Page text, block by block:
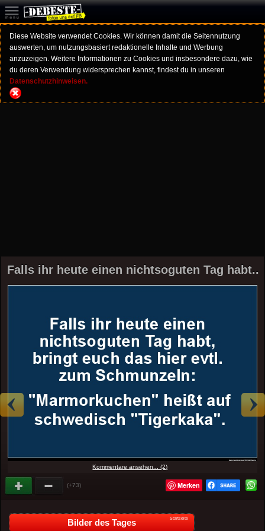
Diese Website verwendet Cookies. Wir können damit die Seitennutzung
auswerten, um nutzungsbasiert redaktionelle Inhalte und Werbung
anzuzeigen. Weitere Informationen zu Cookies und insbesondere dazu, wie
du deren Verwendung widersprechen kannst, findest du in unseren
Datenschutzhinweisen.
Falls ihr heute einen nichtsoguten Tag habt..
Kommentare ansehen... (2)
(+73) Merken
Bilder des Tages Startseite